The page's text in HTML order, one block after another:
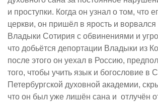
и проступки. Когда он узнал о том, что
церкви, он пришёл в ярость и ворвался
Владыки Сотирия с обвинениями и
что добьётся депортации Владыки из
после этого он уехал в Россию,
того, чтобы учить язык и богословие в
Петербургской духовной академии,
что он был уже лишён сана и отлучён